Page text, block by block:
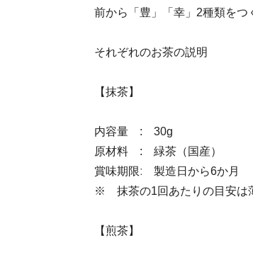
前から「豊」「幸」2種類をつ
それぞれのお茶の説明
【抹茶】
内容量 : 30g
原材料 : 緑茶（国産）
賞味期限ː 製造日から6か月
※ 抹茶の1回あたりの目安は
【煎茶】